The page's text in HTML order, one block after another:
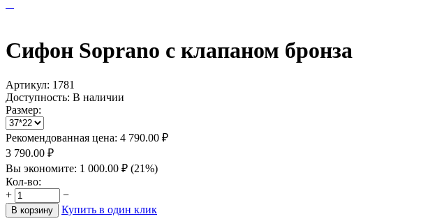
Сифон Soprano с клапаном бронза
Артикул: 1781
Доступность: В наличии
Размер:
Рекомендованная цена: 4 790.00 ₽
3 790.00 ₽
Вы экономите: 1 000.00 ₽ (21%)
Кол-во:
+
−
В корзину Купить в один клик